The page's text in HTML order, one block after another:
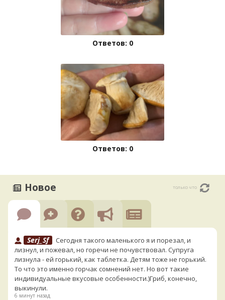
Ответов: 0
Ответов: 0
Новое только что
Serj_Sf
Сегодня такого маленького я и порезал, и
лизнул, и пожевал, но горечи не почувствовал. Супруга
лизнула - ей горький, как таблетка. Детям тоже не горький.
То что это именно горчак сомнений нет. Но вот такие
индивидуальные вкусовые особенности.)Гриб, конечно,
выкинули.
6 минут назад